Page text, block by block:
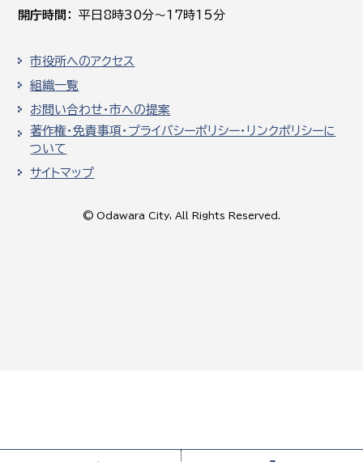
開庁時間
平日8時30分～17時15分
市役所へのアクセス
組織一覧
お問い合わせ・市への提案
著作権・免責事項・プライバシーポリシー・リンクポリシーに
ついて
サイトマップ
© Odawara City, All Rights Reserved.